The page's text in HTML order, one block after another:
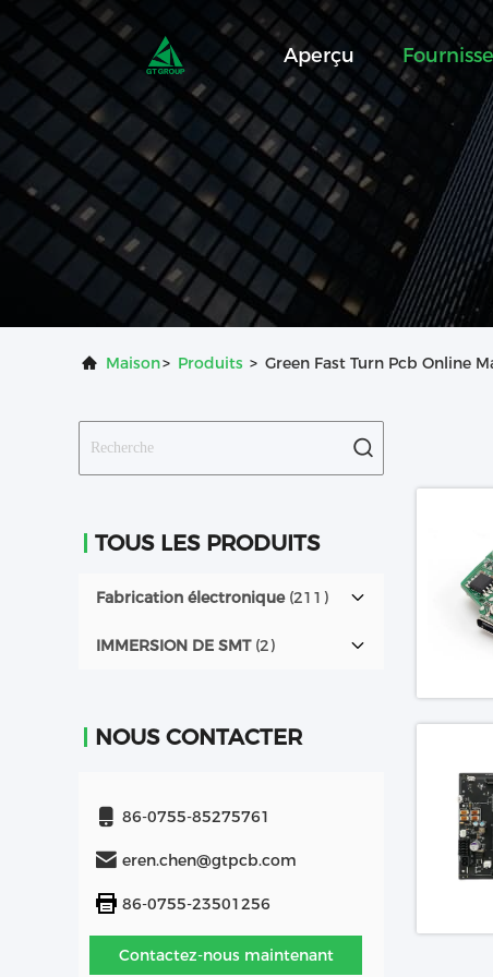
Aperçu
Maison> Produits > Green Fast Turn Pcb Online
TOUS LES PRODUITS
Fabrication électronique(211)
IMMERSION DE SMT(2)
NOUS CONTACTER
86-0755-85275761
eren.chen@gtpcb.com
86-0755-23501256
Contactez-nous maintenant